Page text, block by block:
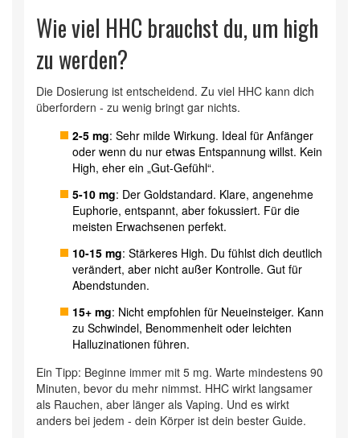
Wie viel HHC brauchst du, um high
zu werden?
Die Dosierung ist entscheidend. Zu viel HHC kann dich
überfordern - zu wenig bringt gar nichts.
2-5 mg: Sehr milde Wirkung. Ideal für Anfänger
oder wenn du nur etwas Entspannung willst. Kein
High, eher ein „Gut-Gefühl“.
5-10 mg: Der Goldstandard. Klare, angenehme
Euphorie, entspannt, aber fokussiert. Für die
meisten Erwachsenen perfekt.
10-15 mg: Stärkeres High. Du fühlst dich deutlich
verändert, aber nicht außer Kontrolle. Gut für
Abendstunden.
15+ mg: Nicht empfohlen für Neueinsteiger. Kann
zu Schwindel, Benommenheit oder leichten
Halluzinationen führen.
Ein Tipp: Beginne immer mit 5 mg. Warte mindestens 90
Minuten, bevor du mehr nimmst. HHC wirkt langsamer
als Rauchen, aber länger als Vaping. Und es wirkt
anders bei jedem - dein Körper ist dein bester Guide.